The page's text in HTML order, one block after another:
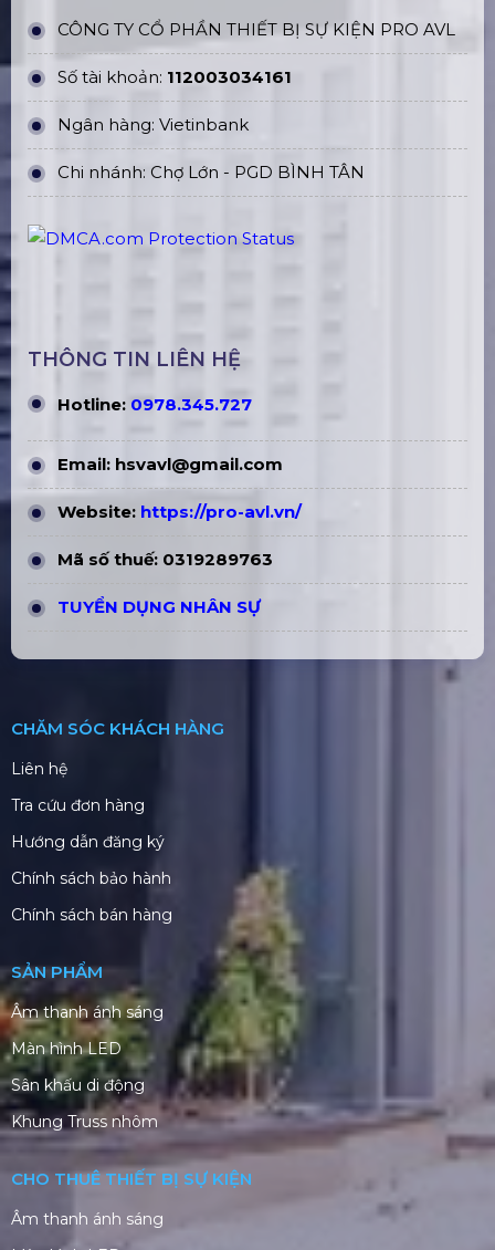
CÔNG TY CỔ PHẦN THIẾT BỊ SỰ KIỆN PRO AVL
Số tài khoản: 112003034161
Ngân hàng: Vietinbank
Chi nhánh: Chợ Lớn - PGD BÌNH TÂN
THÔNG TIN LIÊN HỆ
Hotline: 0978.345.727
Email: hsvavl@gmail.com
Website: https://pro-avl.vn/
Mã số thuế: 0319289763
TUYỂN DỤNG NHÂN SỰ
CHĂM SÓC KHÁCH HÀNG
Liên hệ
Tra cứu đơn hàng
Hướng dẫn đăng ký
Chính sách bảo hành
Chính sách bán hàng
SẢN PHẨM
Âm thanh ánh sáng
Màn hình LED
Sân khấu di động
Khung Truss nhôm
CHO THUÊ THIẾT BỊ SỰ KIỆN
Âm thanh ánh sáng